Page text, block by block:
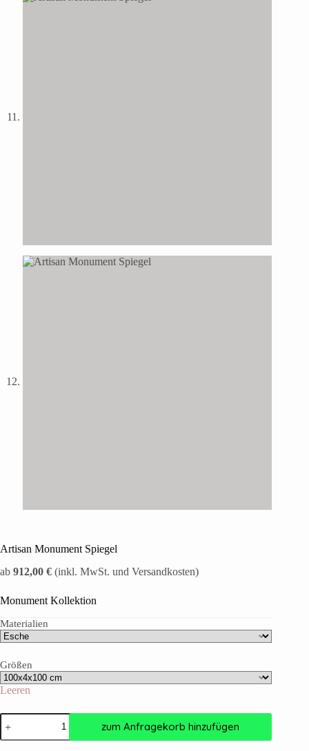
Artisan Monument Spiegel
ab 912,00 € (inkl. MwSt. und Versandkosten)
Monument Kollektion
Materialien
Größen
Leeren
zum Anfragekorb hinzufügen